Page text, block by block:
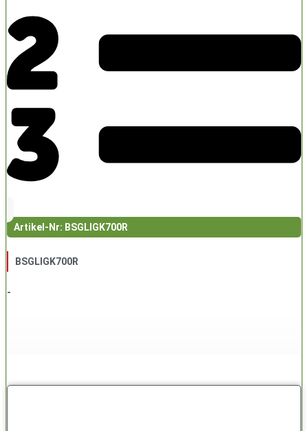
Artikel-Nr: BSGLIGK700R
BSGLIGK700R
-